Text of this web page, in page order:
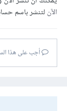
يظهر
ضف
الآنلتنشر باسم
أجب على هذا